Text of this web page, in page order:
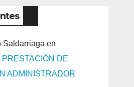
Saldarriaga en
DE
ADMINISTRADOR